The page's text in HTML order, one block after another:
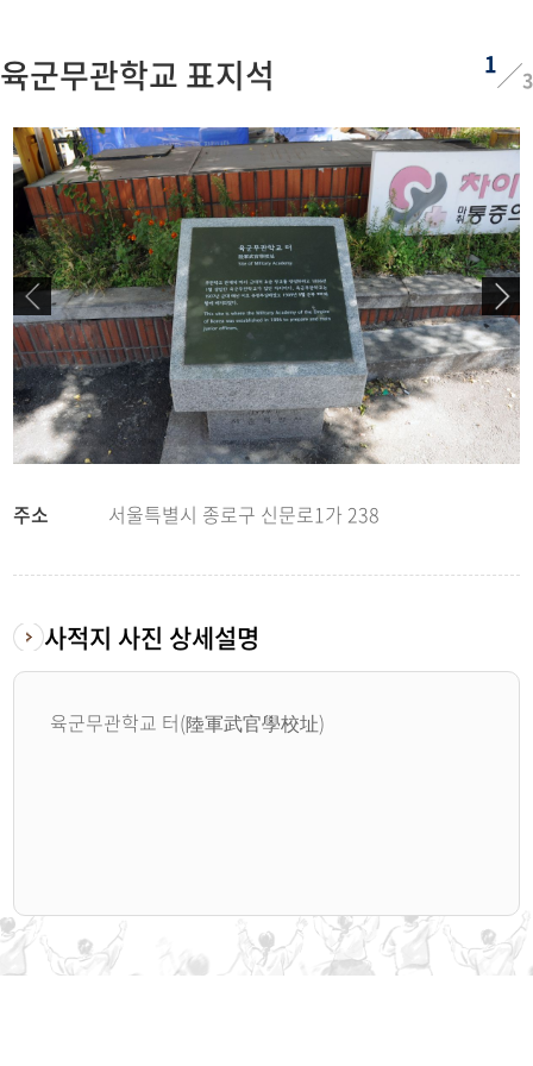
육군무관학교 표지석 1 3
주소 서울특별시 종로구 신문로1가 238
사적지 사진 상세설명
육군무관학교 터(陸軍武官學校址)